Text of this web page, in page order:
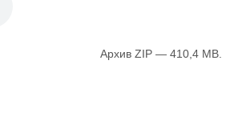
Архив ZIP — 410,4 MB.